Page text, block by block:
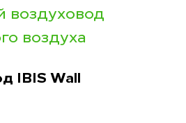
воздуховод
воздуха
IBIS Wall